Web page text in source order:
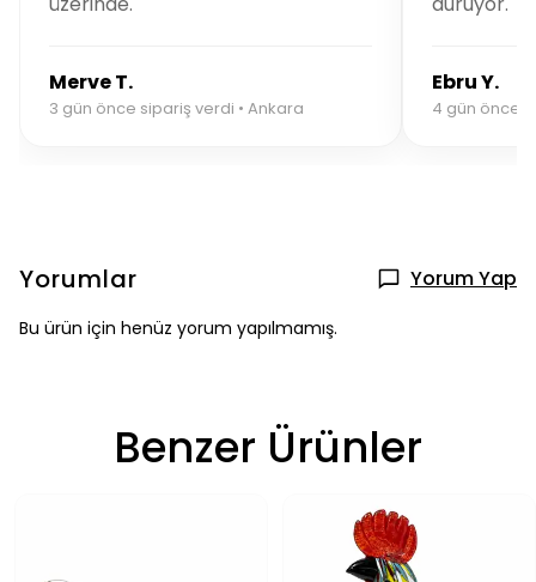
Merve T.
3 gün önce sipariş verdi • Ankara
Ebru Y.
4 gün önce
Yorumlar Yorum Yap
Bu ürün için henüz yorum yapılmamış.
Benzer Ürünler